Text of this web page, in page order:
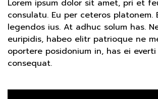
Lorem ipsum dolor sit amet, pri et
consulatu. Eu per ceteros platonem.
legendos ius. At adhuc solum has.
euripidis, habeo elitr patrioque ne
oportere posidonium in, has ei
consequat.